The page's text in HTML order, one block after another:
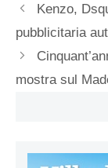
Kenzo,
pubblicitaria
mostra sul